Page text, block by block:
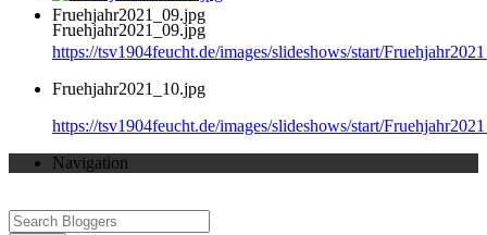
Fruehjahr2021_09.jpg
Fruehjahr2021_09.jpg
https://tsv1904feucht.de/images/slideshows/start/
Fruehjahr2021_10.jpg
https://tsv1904feucht.de/images/slideshows/start/
Navigation